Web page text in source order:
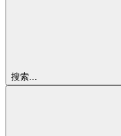
搜索...